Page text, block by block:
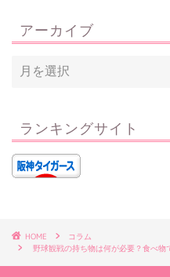
アーカイブ
ランキングサイト
HOME
コラム
野球観戦の持ち物は何が必要？食べ物